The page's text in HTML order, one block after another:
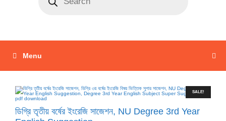
Menu
SALE!
ডিগ্রি তৃতীয় বর্ষের ইংরেজি সাজেশন, NU Degree 3rd Year